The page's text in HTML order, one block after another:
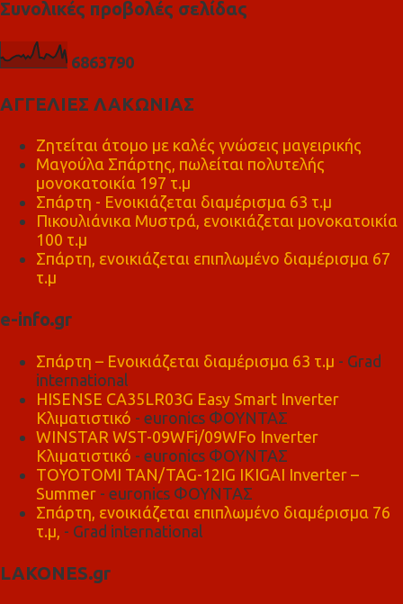
Συνολικές προβολές σελίδας
6863790
ΑΓΓΕΛΙΕΣ ΛΑΚΩΝΙΑΣ
Ζητείται άτομο με καλές γνώσεις μαγειρικής
Μαγούλα Σπάρτης, πωλείται πολυτελής
μονοκατοικία 197 τ.μ
Σπάρτη - Ενοικιάζεται διαμέρισμα 63 τ.μ
Πικουλιάνικα Μυστρά, ενοικιάζεται μονοκατοικία
100 τ.μ
Σπάρτη, ενοικιάζεται επιπλωμένο διαμέρισμα 67
τ.μ
e-info.gr
Σπάρτη – Ενοικιάζεται διαμέρισμα 63 τ.μ - Grad
international
HISENSE CA35LR03G Easy Smart Inverter
Κλιματιστικό - euronics ΦΟΥΝΤΑΣ
WINSTAR WST-09WFi/09WFo Inverter
Κλιματιστικό - euronics ΦΟΥΝΤΑΣ
TOYOTOMI TAN/TAG-12IG IKIGAI Inverter –
Summer - euronics ΦΟΥΝΤΑΣ
Σπάρτη, ενοικιάζεται επιπλωμένο διαμέρισμα 76
τ.μ, - Grad international
LAKONES.gr